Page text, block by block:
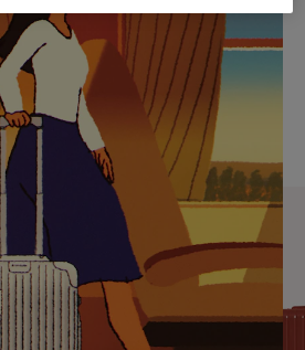
REGALO CURATE
perfetta
viaggio